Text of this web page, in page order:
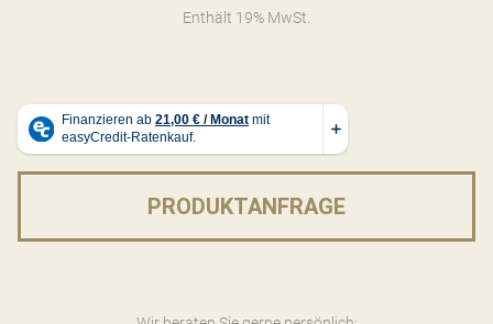
Enthält 19% MwSt.
PRODUKTANFRAGE